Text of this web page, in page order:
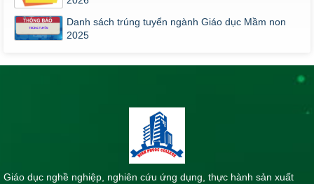
Danh sách trúng tuyển ngành Giáo dục Mầm non
2025
Giáo dục nghề nghiệp, nghiên cứu ứng dụng, thực hành sản xuất